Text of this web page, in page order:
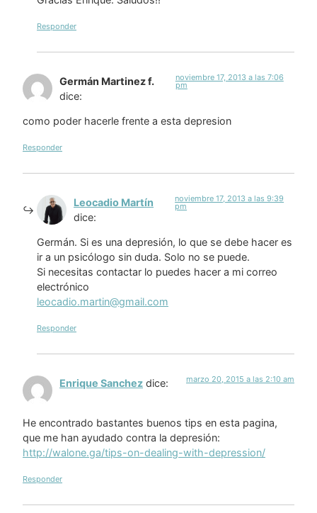
Responder
Germán Martinez f.
dice:
noviembre 17, 2013 a las 7:06
pm
como poder hacerle frente a esta depresion
Responder
Leocadio Martín
dice:
noviembre 17, 2013 a las 9:39
pm
Germán. Si es una depresión, lo que se debe hacer es
ir a un psicólogo sin duda. Solo no se puede.
Si necesitas contactar lo puedes hacer a mi correo
electrónico
leocadio.martin@gmail.com
Responder
Enrique Sanchez dice: marzo 20, 2015 a las 2:10 am
He encontrado bastantes buenos tips en esta pagina,
que me han ayudado contra la depresión:
http://walone.ga/tips-on-dealing-with-depression/
Responder